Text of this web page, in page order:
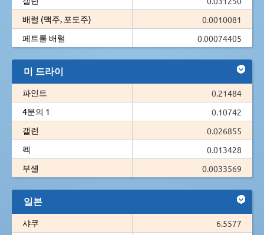
배럴 (맥주, 포도주)
0.0010081
페트롤 배럴
0.00074405
미 드라이
파인트
0.21484
4분의 1
0.10742
갤런
0.026855
펙
0.013428
부셸
0.0033569
일본
샤쿠
6.5577